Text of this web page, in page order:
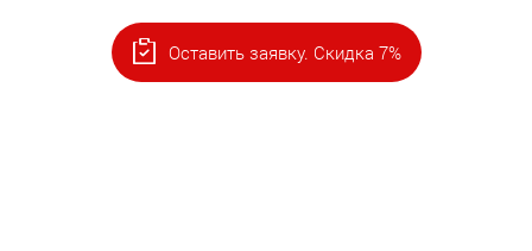
Оставить заявку. Скидка 7%